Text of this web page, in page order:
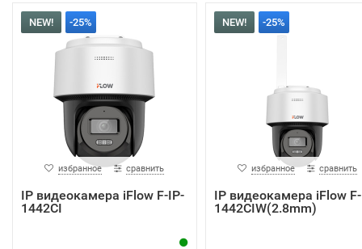
NEW! -25%
избранное сравнить
IP видеокамера iFlow F-IP-
1442CI
NEW! -25%
избранное сравнить
IP видеокамера iFlow
1442CIW(2.8mm)